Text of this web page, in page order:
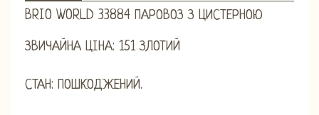
BRIO WORLD 33884 ПАРОВОЗ З ЦИСТЕРНОЮ
ЗВИЧАЙНА ЦІНА: 151 ЗЛОТИЙ
СТАН: ПОШКОДЖЕНИЙ.